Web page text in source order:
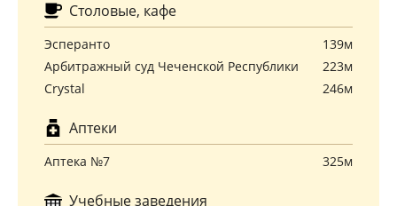
Столовые, кафе
Эсперанто
139м
Арбитражный суд Чеченской Республики
223м
Crystal
246м
Аптеки
Аптека №7 325м
Учебные заведения